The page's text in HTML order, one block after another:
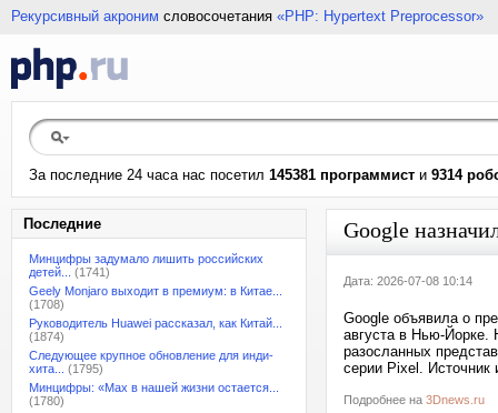
Рекурсивный акроним словосочетания «PHP: Hypertext Preprocessor»
За последние 24 часа нас посетил 145381 программист и 9314
Последние
Минцифры задумало лишить российских
детей...
(1741)
Geely Monjaro выходит в премиум: в Китае...
(1708)
Руководитель Huawei рассказал, как Китай...
(1874)
Следующее крупное обновление для инди-
хита...
(1795)
Минцифры: «Max в нашей жизни остается...
(1780)
Google
Дата: 2026-07-08 10:14
Google объявила о
августа в Нью-Йорке.
разосланных
серии Pixel. Источник
Подробнее на 3Dnews.ru